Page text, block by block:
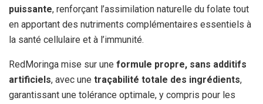
puissante, renforçant l’assimilation naturelle du folate tout
en apportant des nutriments complémentaires essentiels à
la santé cellulaire et à l’immunité.
RedMoringa mise sur une formule propre, sans additifs
artificiels, avec une traçabilité totale des ingrédients,
garantissant une tolérance optimale, y compris pour les